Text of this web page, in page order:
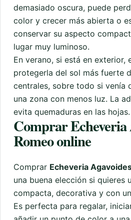
demasiado oscura, puede
color y crecer más abierta o
conservar su aspecto
lugar muy luminoso.
En verano, si está en exterior,
protegerla del sol más fuerte
centrales, sobre todo si venía
una zona con menos luz. La
evita quemaduras en las hojas.
Comprar Echeveria
Romeo online
Comprar Echeveria
una buena elección si quieres
compacta, decorativa y con
Es perfecta para regalar,